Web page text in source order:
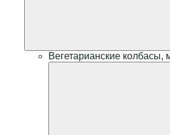
Вегетарианские колбасы,